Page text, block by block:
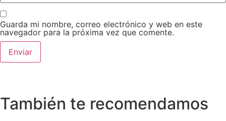
Guarda mi nombre, correo electrónico y web en este
navegador para la próxima vez que comente.
También te recomendamos